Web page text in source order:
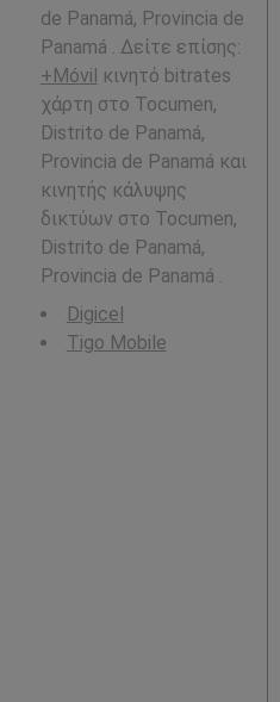
de Panamá, Provincia de
Panamá . Δείτε επίσης:
+Móvil κινητό bitrates
χάρτη στο Tocumen,
Distrito de Panamá,
Provincia de Panamá και
κινητής κάλυψης
δικτύων στο Tocumen,
Distrito de Panamá,
Provincia de Panamá .
Digicel
Tigo Mobile